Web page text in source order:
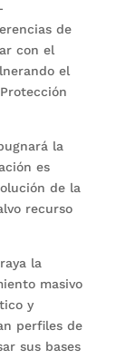
de
con el
el
la
es
de la
recurso
la
masivo
y
perfiles de
sus bases